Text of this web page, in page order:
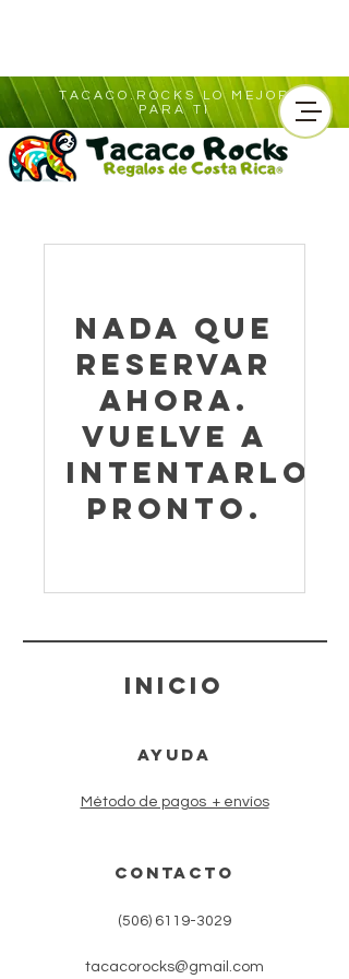
TACACO.ROCKS LO MEJOR
PARA TI
Nada que
reservar
ahora.
Vuelve a
intentarlo
pronto.
inicio
AYUDA
Método de pagos + envíos
CONTACTo
(506) 6119-3029
tacacorocks@gmail.com